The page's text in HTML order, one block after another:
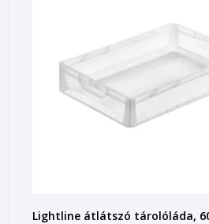
Lightline átlátszó tárolóláda,